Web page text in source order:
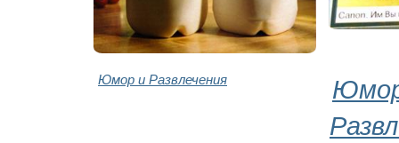
Юмор и Развлечения